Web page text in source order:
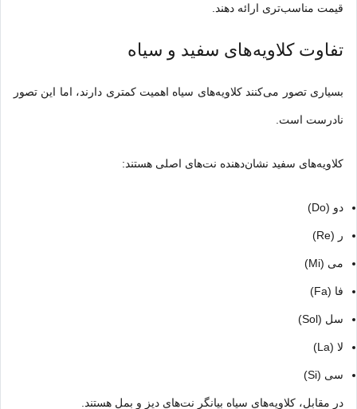
قیمت مناسب‌تری ارائه دهند.
تفاوت کلاویه‌های سفید و سیاه
بسیاری تصور می‌کنند کلاویه‌های سیاه اهمیت کمتری دارند، اما این تصور
نادرست است.
کلاویه‌های سفید نشان‌دهنده نت‌های اصلی هستند:
دو (Do)
ر (Re)
می (Mi)
فا (Fa)
سل (Sol)
لا (La)
سی (Si)
در مقابل، کلاویه‌های سیاه بیانگر نت‌های دیز و بمل هستند.